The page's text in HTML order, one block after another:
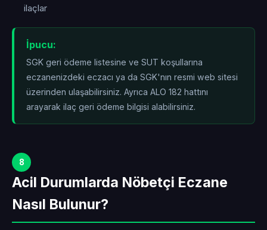
ilaçlar
İpucu:
SGK geri ödeme listesine ve SUT koşullarına
eczanenizdeki eczacı ya da SGK'nın resmi web sitesi
üzerinden ulaşabilirsiniz. Ayrıca ALO 182 hattını
arayarak ilaç geri ödeme bilgisi alabilirsiniz.
8
Acil Durumlarda Nöbetçi Eczane
Nasıl Bulunur?